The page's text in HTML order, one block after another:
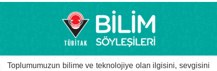
Toplumumuzun bilime ve teknolojiye olan ilgisini, sevgisini